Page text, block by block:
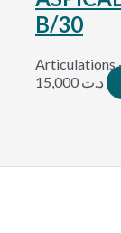
د.ت 48,000.
B/30
Articulations
était :
د.ت